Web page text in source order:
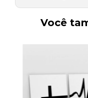
Você